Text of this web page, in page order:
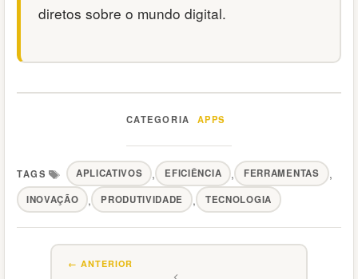
diretos sobre o mundo digital.
Categorias APPS
Tags
APLICATIVOS , EFICIÊNCIA , FERRAMENTAS ,
INOVAÇÃO , PRODUTIVIDADE , TECNOLOGIA